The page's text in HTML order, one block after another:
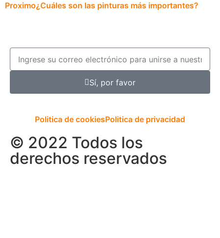
Proximo¿Cuáles son las pinturas más importantes?
Sí, por favor
Politica de cookiesPolitica de privacidad
© 2022 Todos los
derechos reservados